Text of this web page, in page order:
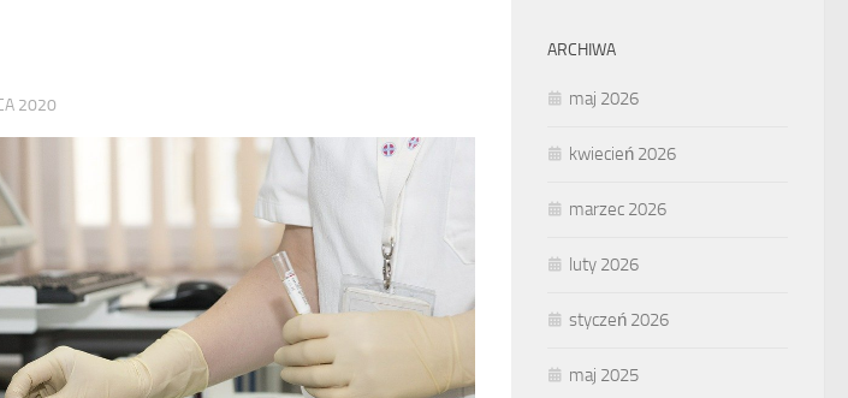
2020
ARCHIWA
maj 2026
kwiecień 2026
marzec 2026
luty 2026
styczeń 2026
maj 2025